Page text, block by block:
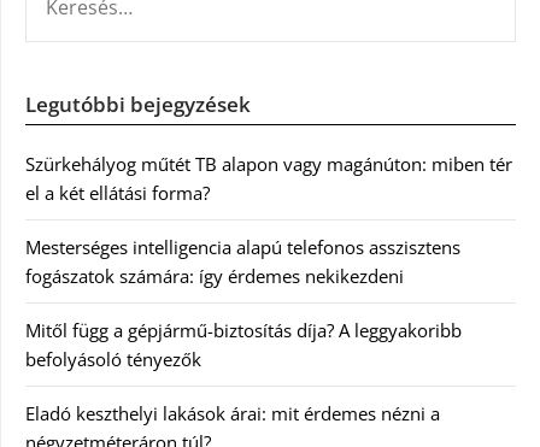
Legutóbbi bejegyzések
Szürkehályog műtét TB alapon vagy magánúton: miben tér
el a két ellátási forma?
Mesterséges intelligencia alapú telefonos asszisztens
fogászatok számára: így érdemes nekikezdeni
Mitől függ a gépjármű-biztosítás díja? A leggyakoribb
befolyásoló tényezők
Eladó keszthelyi lakások árai: mit érdemes nézni a
négyzetméteráron túl?